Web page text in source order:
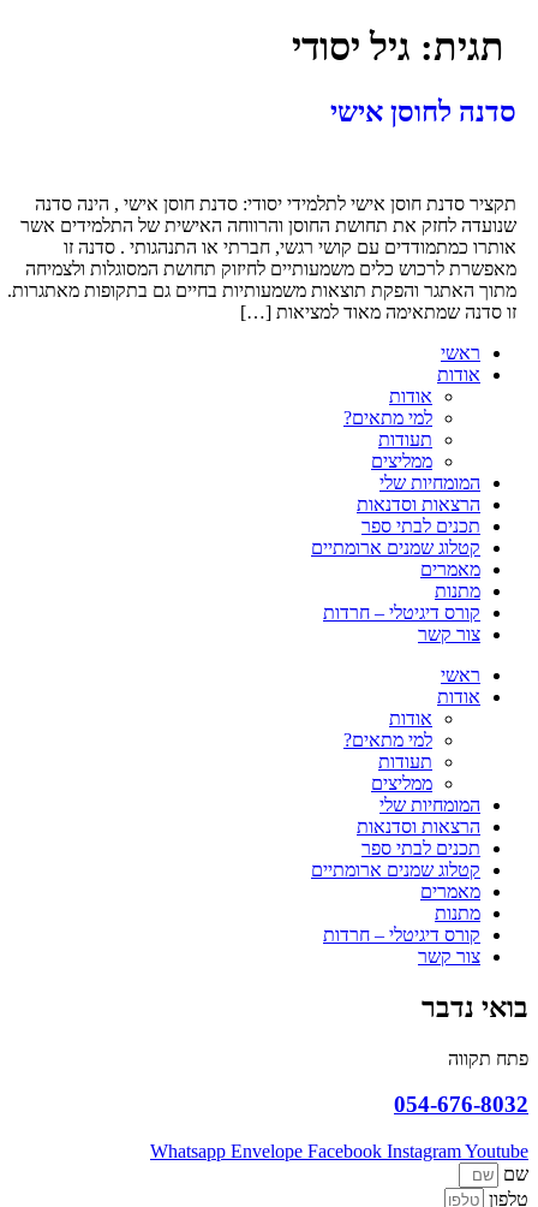
תגית:גיל יסודי
לחוסן אישי
סדנת חוסן אישי לתלמידי יסודי: סדנת חוסן אישי , הינה סדנה
לחזק את תחושת החוסן והרווחה האישית של התלמידים אשר
כמתמודדים עם קושי רגשי, חברתי או התנהגותי . סדנה זו
לרכוש כלים משמעותיים לחיזוק תחושת המסוגלות ולצמיחה
האתגר והפקת תוצאות משמעותיות בחיים גם בתקופות מאתגרות.
סדנה שמתאימה מאוד למציאות […]
ראשי
אודות
אודות
למי מתאים?
תעודות
ממליצים
המומחיות שלי
הרצאות וסדנאות
תכנים לבתי ספר
קטלוג שמנים ארומתיים
מאמרים
מתנות
קורס דיגיטלי – חרדות
צור קשר
ראשי
אודות
אודות
למי מתאים?
תעודות
ממליצים
המומחיות שלי
הרצאות וסדנאות
תכנים לבתי ספר
קטלוג שמנים ארומתיים
מאמרים
מתנות
קורס דיגיטלי – חרדות
צור קשר
נדבר
תקווה
054-676-
Whatsapp Envelope Facebook Instagram